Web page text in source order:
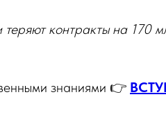
контракты на 170
знаниями 👉